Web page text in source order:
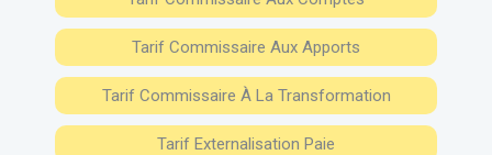
Tarif Commissaire Aux Apports
Tarif Commissaire À La Transformation
Tarif Externalisation Paie